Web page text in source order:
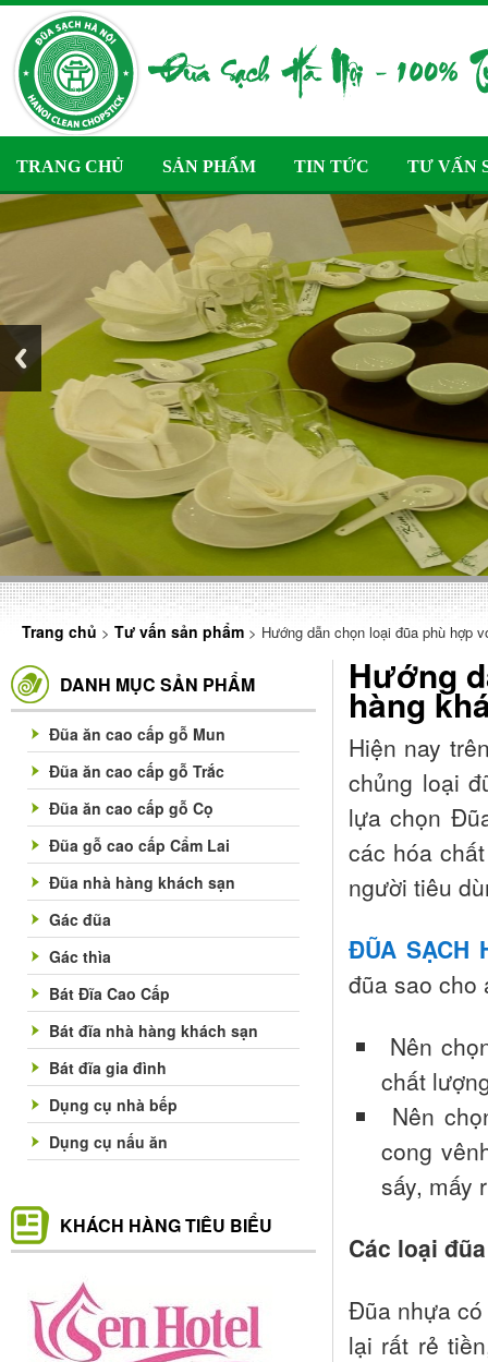
TRANG CHỦ SẢN PHẨM TIN TỨC TƯ VẤN
Trang chủ > Tư vấn sản phẩm > Hướng dẫn chọn loại đũa phù hợp
Hướng
hàng
Hiện nay
chủng loại
lựa chọn
các hóa
người tiêu
ĐŨA SẠCH
đũa sao cho
Nên
chất
Nên
cong
sấy, mấy
Các loại
Đũa nhựa
lại rất rẻ
DANH MỤC SẢN PHẨM
Đũa ăn cao cấp gỗ Mun
Đũa ăn cao cấp gỗ Trắc
Đũa ăn cao cấp gỗ Cọ
Đũa gỗ cao cấp Cẩm Lai
Đũa nhà hàng khách sạn
Gác đũa
Gác thìa
Bát Đĩa Cao Cấp
Bát đĩa nhà hàng khách sạn
Bát đĩa gia đình
Dụng cụ nhà bếp
Dụng cụ nấu ăn
KHÁCH HÀNG TIÊU BIỂU